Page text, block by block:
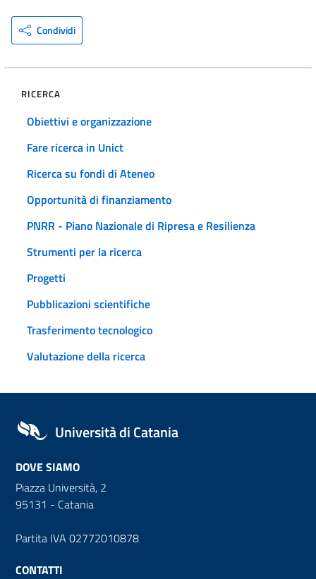
Condividi
RICERCA
Obiettivi e organizzazione
Fare ricerca in Unict
Ricerca su fondi di Ateneo
Opportunità di finanziamento
PNRR - Piano Nazionale di Ripresa e Resilienza
Strumenti per la ricerca
Progetti
Pubblicazioni scientifiche
Trasferimento tecnologico
Valutazione della ricerca
Università di Catania
DOVE SIAMO
Piazza Università, 2
95131 - Catania
Partita IVA 02772010878
CONTATTI